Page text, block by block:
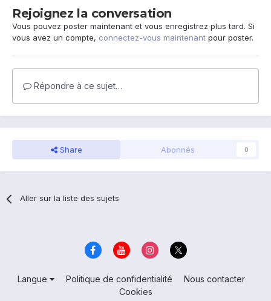
Rejoignez la conversation
Vous pouvez poster maintenant et vous enregistrez plus tard. Si
vous avez un compte, connectez-vous maintenant pour poster.
Répondre à ce sujet…
Share Abonnés 0
Aller sur la liste des sujets
Langue Politique de confidentialité
Nous contacter
Cookies